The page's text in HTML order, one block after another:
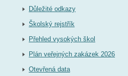
Důležité odkazy
Školský rejstřík
Přehled vysokých škol
Plán veřejných zakázek 2026
Otevřená data